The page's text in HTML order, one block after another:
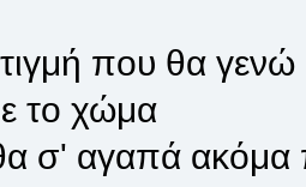
που θα γενώ
το χώμα
σ' αγαπά ακόμα